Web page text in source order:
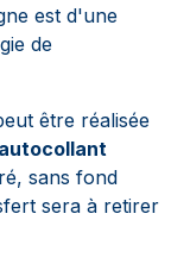
est d'une
de
être réalisée
sans fond
sera à retirer